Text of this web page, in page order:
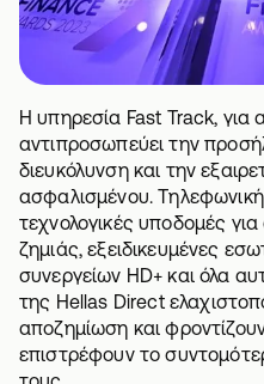
Η υπηρεσία Fast Track, για
αντιπροσωπεύει την
διευκόλυνση και την
ασφαλισμένου.
τεχνολογικές υποδομές
ζημιάς, εξειδικευμένες
συνεργείων HD+ και όλα
της Hellas Direct
αποζημίωση και
επιστρέφουν το